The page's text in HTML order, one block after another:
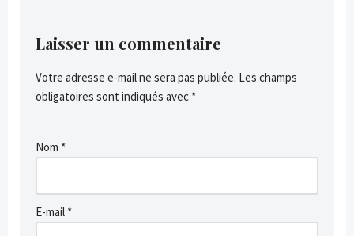
Laisser un commentaire
Votre adresse e-mail ne sera pas publiée. Les champs
obligatoires sont indiqués avec *
Nom *
E-mail *